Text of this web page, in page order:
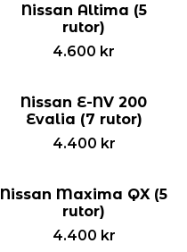
Nissan Altima (5
rutor)
4.600 kr
Nissan E-NV 200
Evalia (7 rutor)
4.400 kr
Nissan Maxima QX (5
rutor)
4.400 kr